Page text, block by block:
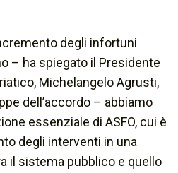
degli infortuni
– ha spiegato il Presidente
Michelangelo Agrusti,
dell’accordo – abbiamo
essenziale di ASFO, cui è
degli interventi in una
il sistema pubblico e quello